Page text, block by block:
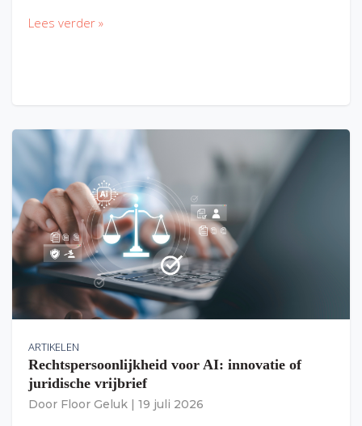
Lees verder »
ARTIKELEN
Rechtspersoonlijkheid voor AI: innovatie of
juridische vrijbrief
Door Floor Geluk 19 juli 2026